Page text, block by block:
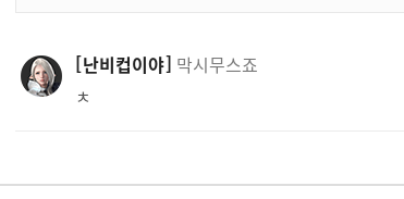
난비컵이야 막시무스죠
ㅊ